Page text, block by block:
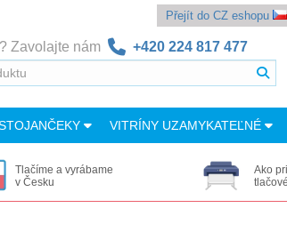
Přejít do CZ eshopu
Zavolajte nám +420 224 817 477
VITRÍNY UZAMYKATEĽNÉ
Tlačíme a vyrábame
v Česku
Ako